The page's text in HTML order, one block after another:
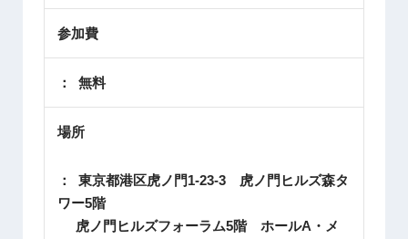
参加費
： 無料
場所
：
東京都港区虎ノ門1-23-3 虎ノ門ヒルズ森タ
ワー5階
虎ノ門ヒルズフォーラム5階 ホールA・メ